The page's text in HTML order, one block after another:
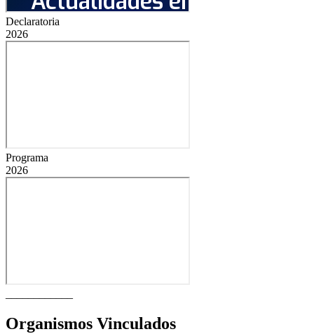
Declaratoria
2026
Programa
2026
Organismos Vinculados